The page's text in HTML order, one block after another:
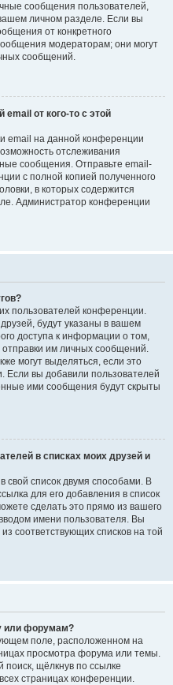
сообщения пользователей,
личном разделе. Если вы
от конкретного
модераторам; они могут
сообщений.
от кого-то с этой
email на данной конференции
отслеживания
сообщения. Отправьте email-
с полной копией полученного
в которых содержится
Администратор конференции
пользователей конференции.
будут указаны в вашем
доступа к информации о том,
отправки им личных сообщений.
могут выделяться, если это
Если вы добавили пользователей
ими сообщения будут скрыты
в списках моих друзей и
свой список двумя способами. В
для его добавления в список
сделать это прямо из вашего
имени пользователя. Вы
соответствующих списков на той
или форумам?
поле, расположенном на
просмотра форума или темы.
щёлкнув по ссылке
страницах конференции.